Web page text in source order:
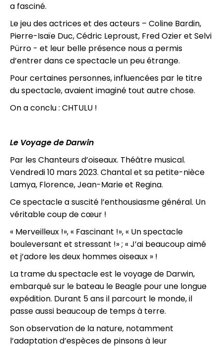
a fasciné.
Le jeu des actrices et des acteurs – Coline Bardin,
Pierre-Isaïe Duc, Cédric Leproust, Fred Ozier et Selvi
Pürro - et leur belle présence nous a permis
d’entrer dans ce spectacle un peu étrange.
Pour certaines personnes, influencées par le titre
du spectacle, avaient imaginé tout autre chose.
On a conclu : CHTULU !
Le Voyage de Darwin
Par les Chanteurs d’oiseaux. Théâtre musical.
Vendredi 10 mars 2023. Chantal et sa petite-nièce
Lamya, Florence, Jean-Marie et Regina.
Ce spectacle a suscité l’enthousiasme général. Un
véritable coup de cœur !
« Merveilleux !», « Fascinant !», « Un spectacle
bouleversant et stressant !» ; « J’ai beaucoup aimé
et j’adore les deux hommes oiseaux » !
La trame du spectacle est le voyage de Darwin,
embarqué sur le bateau le Beagle pour une longue
expédition. Durant 5 ans il parcourt le monde, il
passe aussi beaucoup de temps à terre.
Son observation de la nature, notamment
l’adaptation d’espèces de pinsons à leur